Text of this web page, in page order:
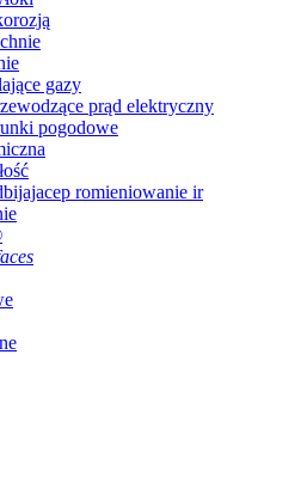
gazy
prąd elektryczny
pogodowe
romieniowanie ir